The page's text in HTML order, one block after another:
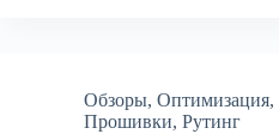
Обзоры, Оптимизация,
Прошивки, Рутинг